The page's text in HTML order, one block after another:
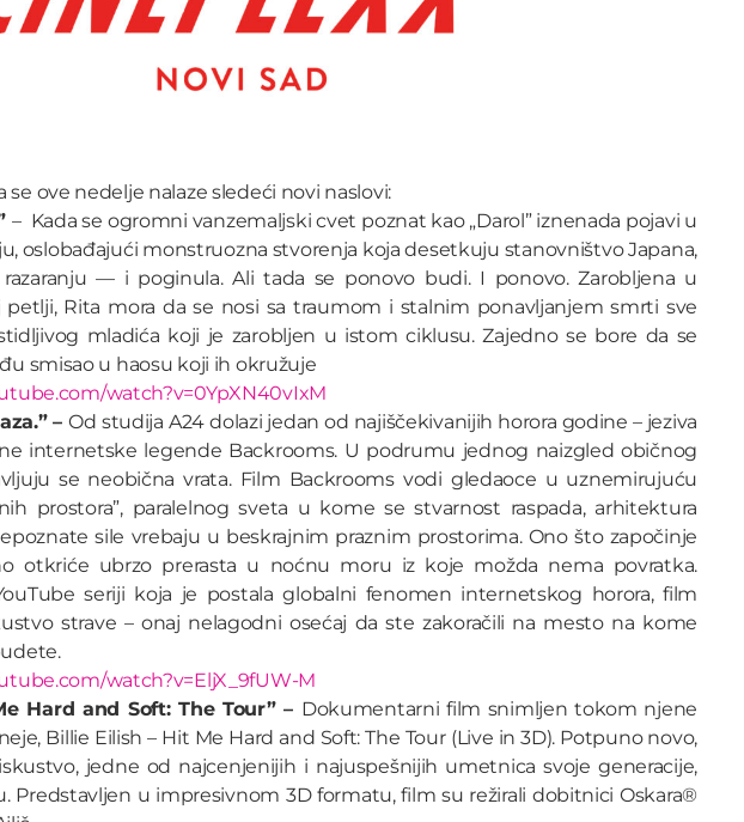
ove nedelje nalaze sledeći novi naslovi:
– Kada se ogromni vanzemaljski cvet poznat kao „Darol” iznenada pojavi u
oslobađajući monstruozna stvorenja koja desetkuju stanovništvo Japana,
— i poginula. Ali tada se ponovo budi. I ponovo. Zarobljena u
petlji, Rita mora da se nosi sa traumom i stalnim ponavljanjem smrti sve
mladića koji je zarobljen u istom ciklusu. Zajedno se bore da se
smisao u haosu koji ih okružuje
watch?v=0YpXN40vIxM
–Od studija A24 dolazi jedan od najiščekivanijih horora godine – jeziva
internetske legende Backrooms. U podrumu jednog naizgled običnog
se neobična vrata. Film Backrooms vodi gledaoce u uznemirujuću
prostora”, paralelnog sveta u kome se stvarnost raspada, arhitektura
sile vrebaju u beskrajnim praznim prostorima. Ono što započinje
otkriće ubrzo prerasta u noćnu moru iz koje možda nema povratka.
seriji koja je postala globalni fenomen internetskog horora, film
strave – onaj nelagodni osećaj da ste zakoračili na mesto na kome
watch?v=EljX_9fUW-M
Hard and Soft: The Tour” – Dokumentarni film snimljen tokom njene
Billie Eilish – Hit Me Hard and Soft: The Tour (Live in 3D). Potpuno novo,
jedne od najcenjenijih i najuspešnijih umetnica svoje generacije,
Predstavljen u impresivnom 3D formatu, film su režirali dobitnici Oskara®